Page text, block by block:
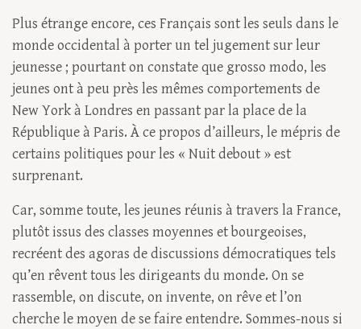
Plus étrange encore, ces Français sont les seuls dans le
monde occidental à porter un tel jugement sur leur
jeunesse ; pourtant on constate que grosso modo, les
jeunes ont à peu près les mêmes comportements de
New York à Londres en passant par la place de la
République à Paris. À ce propos d’ailleurs, le mépris de
certains politiques pour les « Nuit debout » est
surprenant.
Car, somme toute, les jeunes réunis à travers la France,
plutôt issus des classes moyennes et bourgeoises,
recréent des agoras de discussions démocratiques tels
qu’en rêvent tous les dirigeants du monde. On se
rassemble, on discute, on invente, on rêve et l’on
cherche le moyen de se faire entendre. Sommes-nous si